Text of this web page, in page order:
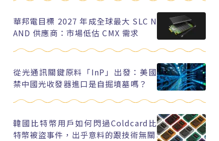
華邦電目標 2027 年成全球最大 SLC N
AND 供應商：市場低估 CMX 需求
從光通訊關鍵原料「InP」出發：美國
禁中國光收發器進口是自掘墳墓嗎？
韓國比特幣用戶如何閃過Coldcard比
特幣被盜事件，出乎意料的跟技術無關